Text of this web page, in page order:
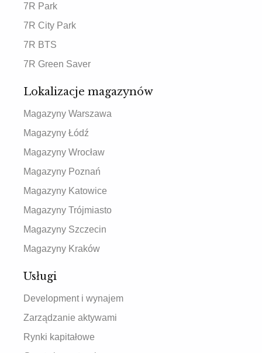
7R Park
7R City Park
7R BTS
7R Green Saver
Lokalizacje magazynów
Magazyny Warszawa
Magazyny Łódź
Magazyny Wrocław
Magazyny Poznań
Magazyny Katowice
Magazyny Trójmiasto
Magazyny Szczecin
Magazyny Kraków
Usługi
Development i wynajem
Zarządzanie aktywami
Rynki kapitałowe